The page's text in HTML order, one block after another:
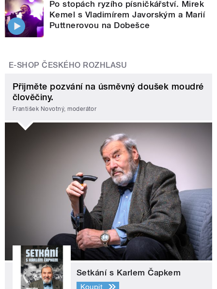
Po stopách ryzího písničkářství. Mirek
Kemel s Vladimírem Javorským a Marií
Puttnerovou na Dobešce
E-SHOP ČESKÉHO ROZHLASU
Přijměte pozvání na úsměvný doušek moudré
člověčiny.
František Novotný, moderátor
Setkání s Karlem Čapkem
Koupit